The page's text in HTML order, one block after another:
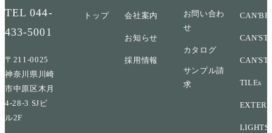
TEL044-
433-5001
〒211-0025
神奈川県川崎
市中原区木月
4-28-3 SJビ
ル2F
トップ 会社案内
お知らせ
採用情報
お問い合わ
せ
カタログ
サンプル請
求
TILEs
LIGHTS